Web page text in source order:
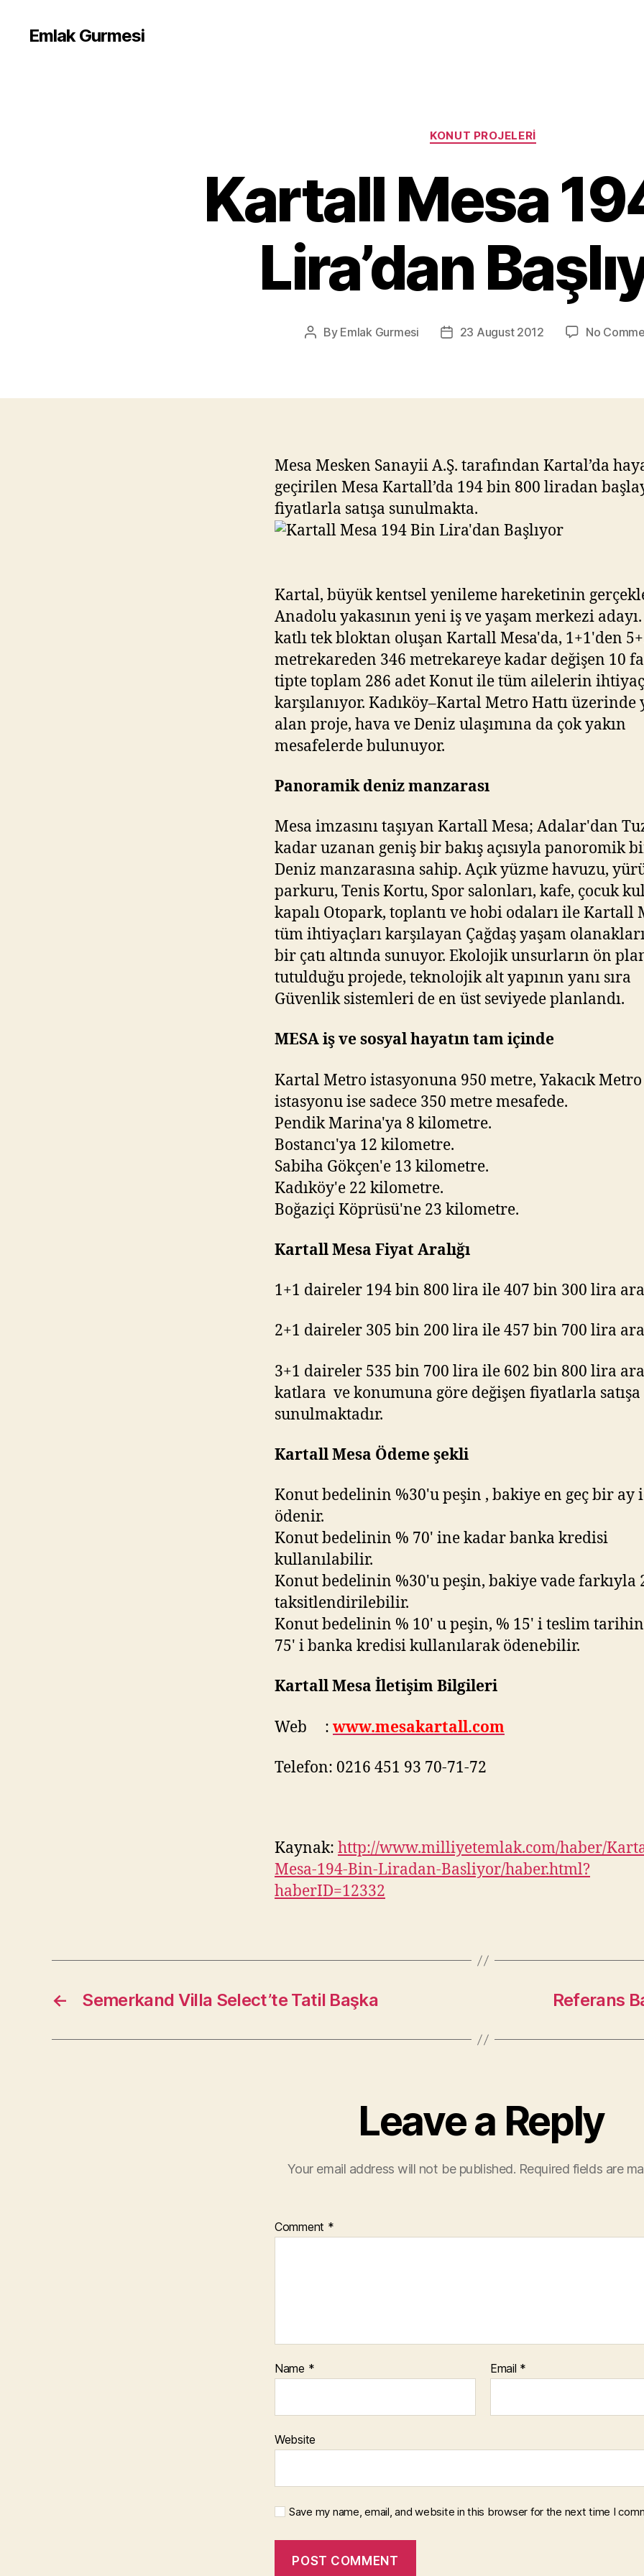
Emlak Gurmesi
Categories
KONUT PROJELERI
Kartall Mesa
Lira’dan
Post
By Emlak Gurmesi
Post23 August 2012 No
Mesa Mesken Sanayii A.Ş. tarafından Kartal’da
geçirilen Mesa Kartall’da 194 bin 800 liradan
fiyatlarla satışa sunulmakta.
Kartal, büyük kentsel yenileme hareketinin
Anadolu yakasının yeni iş ve yaşam merkezi adayı.
katlı tek bloktan oluşan Kartall Mesa'da, 1+1'den
metrekareden 346 metrekareye kadar değişen 10
tipte toplam 286 adet Konut ile tüm ailelerin
karşılanıyor. Kadıköy–Kartal Metro Hattı üzerinde
alan proje, hava ve Deniz ulaşımına da çok yakın
mesafelerde bulunuyor.
Panoramik deniz manzarası
Mesa imzasını taşıyan Kartall Mesa; Adalar'dan
kadar uzanan geniş bir bakış açısıyla panoromik
Deniz manzarasına sahip. Açık yüzme havuzu,
parkuru, Tenis Kortu, Spor salonları, kafe, çocuk
kapalı Otopark, toplantı ve hobi odaları ile Kartall
tüm ihtiyaçları karşılayan Çağdaş yaşam
bir çatı altında sunuyor. Ekolojik unsurların ön
tutulduğu projede, teknolojik alt yapının yanı sıra
Güvenlik sistemleri de en üst seviyede planlandı.
MESA iş ve sosyal hayatın tam içinde
Kartal Metro istasyonuna 950 metre, Yakacık Metro
istasyonu ise sadece 350 metre mesafede.
Pendik Marina'ya 8 kilometre.
Bostancı'ya 12 kilometre.
Sabiha Gökçen'e 13 kilometre.
Kadıköy'e 22 kilometre.
Boğaziçi Köprüsü'ne 23 kilometre.
Kartall Mesa Fiyat Aralığı
1+1 daireler 194 bin 800 lira ile 407 bin 300 lira
2+1 daireler 305 bin 200 lira ile 457 bin 700 lira
3+1 daireler 535 bin 700 lira ile 602 bin 800 lira
katlara ve konumuna göre değişen fiyatlarla satışa
sunulmaktadır.
Kartall Mesa Ödeme şekli
Konut bedelinin %30'u peşin , bakiye en geç bir ay
ödenir.
Konut bedelinin % 70' ine kadar banka kredisi
kullanılabilir.
Konut bedelinin %30'u peşin, bakiye vade farkıyla
taksitlendirilebilir.
Konut bedelinin % 10' u peşin, % 15' i teslim
75' i banka kredisi kullanılarak ödenebilir.
Kartall Mesa İletişim Bilgileri
Web : www.mesakartall.com
Telefon: 0216 451 93 70-71-72
Kaynak: http://www.milliyetemlak.com/haber/
Mesa-194-Bin-Liradan-Basliyor/haber.html?
haberID=12332
← Semerkand Villa Select’te Tatil Başka Referans
Leave a Reply
Your email address will not be published. Required fields are
Comment *
Name * Email *
Website
Save my name, email, and website in this browser for the next time I